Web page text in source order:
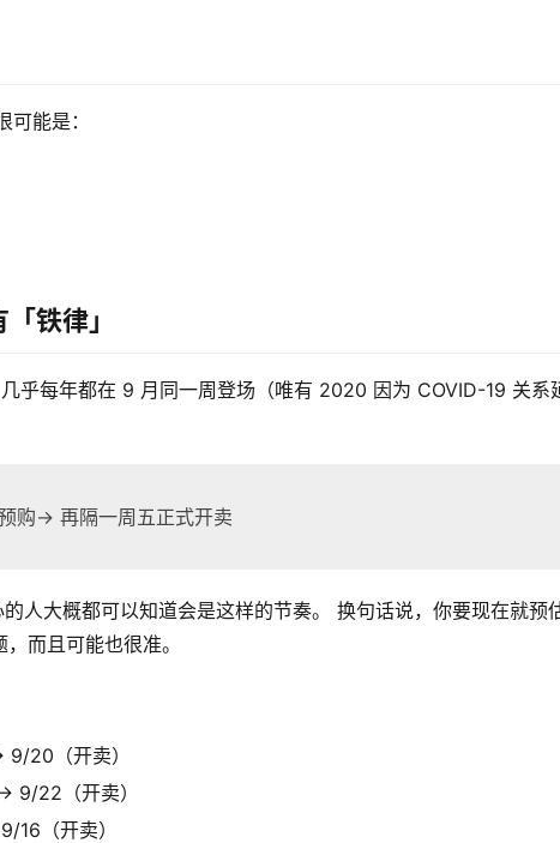
能是：
铁律」
乎每年都在 9 月同一周登场（唯有 2020 因为 COVID-19 关系
购→ 再隔一周五正式开卖
人大概都可以知道会是这样的节奏。 换句话说，你要现在就预
而且可能也很准。
20（开卖）
9/22（开卖）
（开卖）